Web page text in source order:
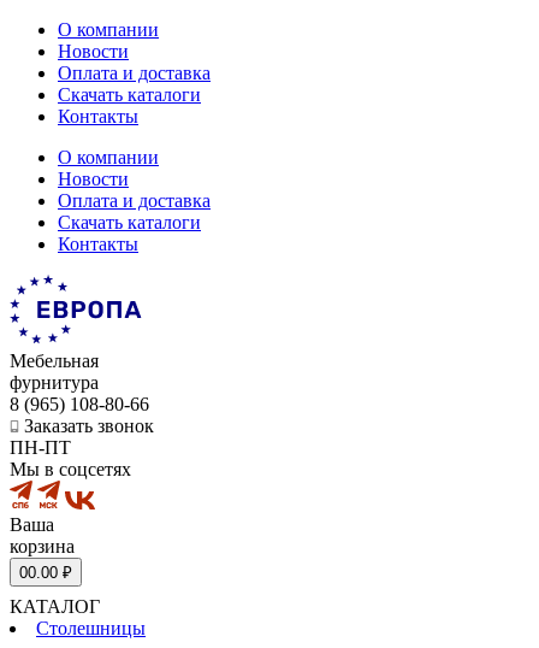
О компании
Новости
Оплата и доставка
Скачать каталоги
Контакты
О компании
Новости
Оплата и доставка
Скачать каталоги
Контакты
Мебельная
фурнитура
8 (965) 108-80-66
Заказать звонок
ПН-ПТ
Мы в соцсетях
Ваша
корзина
00.00 ₽
КАТАЛОГ
Столешницы